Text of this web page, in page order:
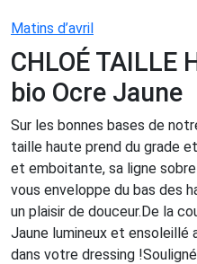
Matins d’avril
CHLOÉ TAILLE
bio Ocre Jaune
Sur les bonnes bases de
taille haute prend du grade
et emboitante, sa ligne
vous enveloppe du bas des
un plaisir de douceur.De la
Jaune lumineux et ensoleillé
dans votre dressing